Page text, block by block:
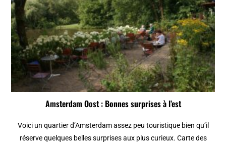
Amsterdam Oost : Bonnes surprises à l’est
Voici un quartier d’Amsterdam assez peu touristique bien qu’il
réserve quelques belles surprises aux plus curieux. Carte des